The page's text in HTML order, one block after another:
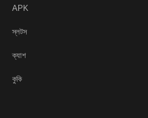
APK
স্লটস
ক্যাশ
কুকি